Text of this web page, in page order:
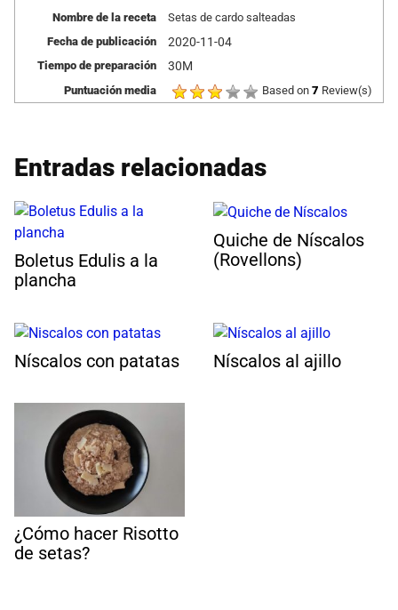
Nombre de la receta
Setas de cardo salteadas
Fecha de publicación
2020-11-04
Tiempo de preparación 30M
Puntuación media Based on7 Review(s)
Entradas relacionadas
Boletus Edulis a la
plancha
Quiche de Níscalos
(Rovellons)
Níscalos con patatas Níscalos al ajillo
¿Cómo hacer Risotto
de setas?